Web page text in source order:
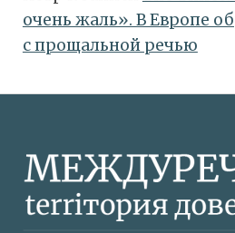
очень жаль». В Европе
с прощальной речью